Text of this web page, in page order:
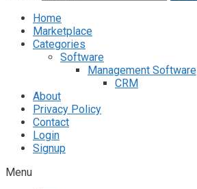
Home
Marketplace
Categories
Software
Management Software
CRM
About
Privacy Policy
Contact
Login
Signup
Menu